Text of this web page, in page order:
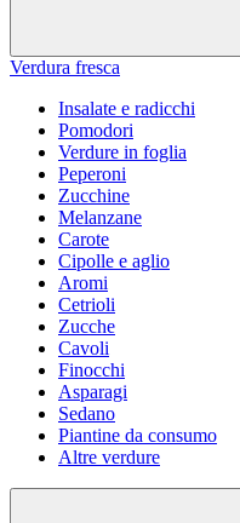
Verdura fresca
Insalate e radicchi
Pomodori
Verdure in foglia
Peperoni
Zucchine
Melanzane
Carote
Cipolle e aglio
Aromi
Cetrioli
Zucche
Cavoli
Finocchi
Asparagi
Sedano
Piantine da consumo
Altre verdure